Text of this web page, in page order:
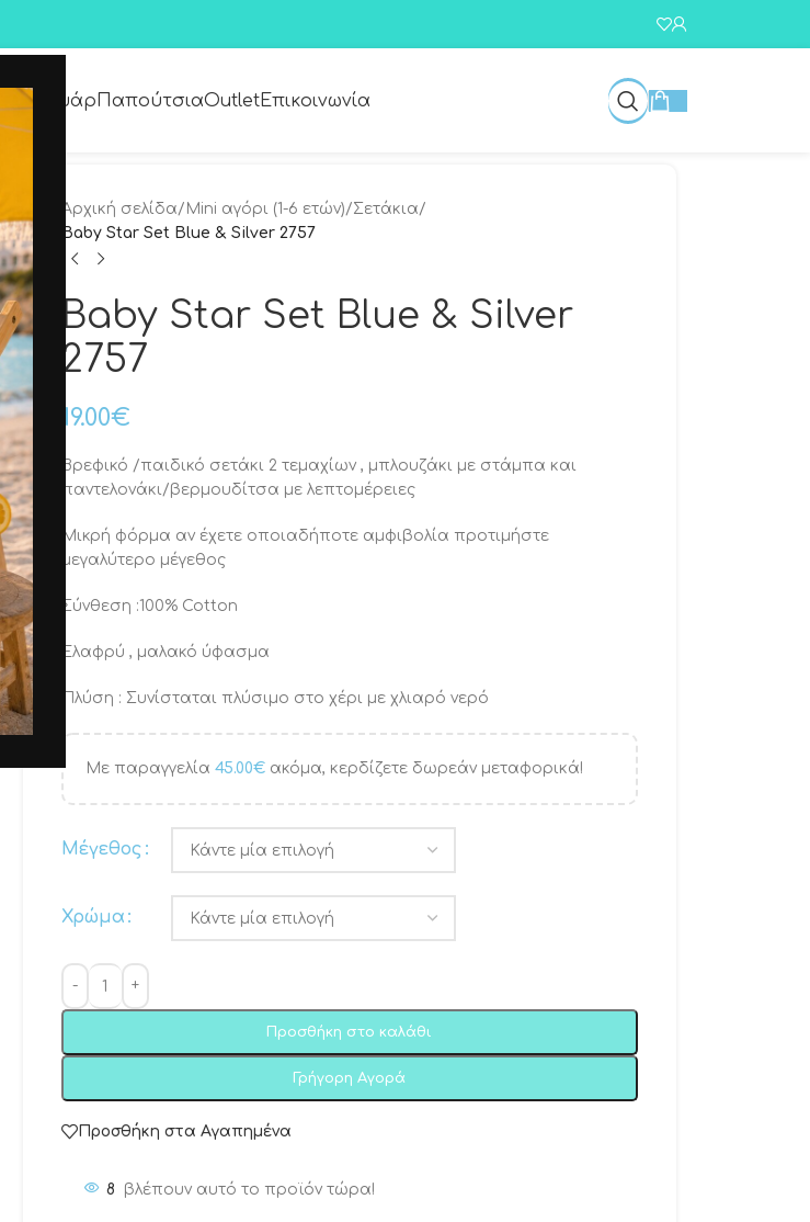
Αξεσουάρ ΠαπούτσιαOutletΕπικοινωνία
Αρχική σελίδα/ Μini αγόρι (1-6 ετών)/Σετάκια/
Baby Star Set Blue & Silver 2757
Baby Star Set Blue & Silver
2757
19.00€
Βρεφικό /παιδικό σετάκι 2 τεμαχίων , μπλουζάκι με στάμπα και
παντελονάκι/βερμουδίτσα με λεπτομέρειες
Μικρή φόρμα αν έχετε οποιαδήποτε αμφιβολία προτιμήστε
μεγαλύτερο μέγεθος
Σύνθεση :100% Cotton
Ελαφρύ , μαλακό ύφασμα
Πλύση : Συνίσταται πλύσιμο στο χέρι με χλιαρό νερό
Με παραγγελία 45.00€ακόμα, κερδίζετε δωρεάν μεταφορικά!
Μέγεθος
Χρώμα
Προσθήκη στο καλάθι
Γρήγορη Αγορά
Προσθήκη στα Αγαπημένα
8 βλέπουν αυτό το προϊόν τώρα!